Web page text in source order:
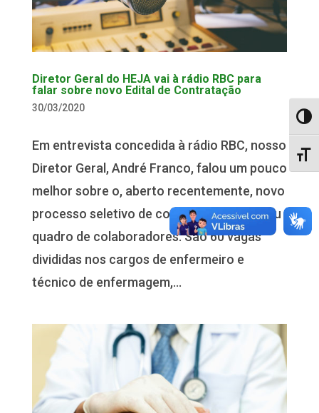
Diretor Geral do HEJA vai à rádio RBC para
falar sobre novo Edital de Contratação
30/03/2020
Em entrevista concedida à rádio RBC, nosso
Diretor Geral, André Franco, falou um pouco
melhor sobre o, aberto recentemente, novo
processo seletivo de contratação para seu
quadro de colaboradores. São 60 vagas
divididas nos cargos de enfermeiro e
técnico de enfermagem,...